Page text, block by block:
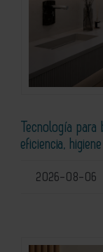
Tecnología
eficiencia,
2026-08-06